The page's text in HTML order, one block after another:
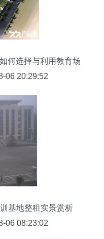
何选择与利用教育场
06 20:29:52
基地整租实景赏析
06 08:23:02